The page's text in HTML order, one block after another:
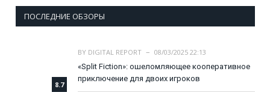
ПОСЛЕДНИЕ ОБЗОРЫ
8.7
BY DIGITAL REPORT
08/03/2025 22:13
«Split Fiction»: ошеломляющее кооперативное
приключение для двоих игроков